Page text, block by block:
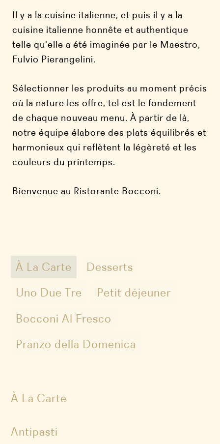
Il y a la cuisine italienne, et puis il y a la
cuisine italienne honnête et authentique
telle qu'elle a été imaginée par le Maestro,
Fulvio Pierangelini.
Sélectionner les produits au moment précis
où la nature les offre, tel est le fondement
de chaque nouveau menu. À partir de là,
notre équipe élabore des plats équilibrés et
harmonieux qui reflètent la légèreté et les
couleurs du printemps.
Bienvenue au Ristorante Bocconi.
À La Carte
Desserts
Uno Due Tre
Petit déjeuner
Bocconi Al Fresco
Pranzo della Domenica
À La Carte
Antipasti